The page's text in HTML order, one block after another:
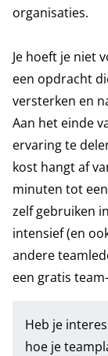
organisaties.
Je hoeft je niet
een opdracht
versterken en
Aan het einde
ervaring te
kost hangt af
minuten tot
zelf gebruiken
intensief (en
andere
een gratis
Heb je
hoe je